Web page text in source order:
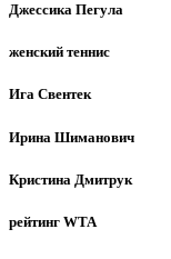
Джессика Пегула
женский теннис
Ига Свентек
Ирина Шиманович
Кристина Дмитрук
рейтинг WTA